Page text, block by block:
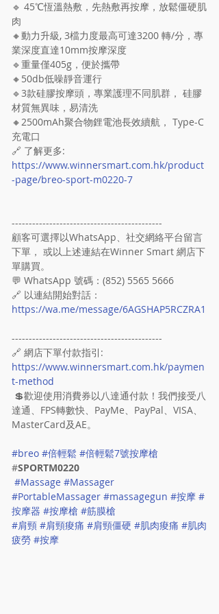
🔹 45℃恆溫熱敷，先熱敷再按摩，放鬆僵硬肌
肉
🔸動力升級, 3檔力度最高可達3200 轉/分，專
業深度直達10mm按摩深度
🔹重量僅405g，便於攜帶
🔸50db低噪靜音運行
🔹3款硅膠按摩頭，專業護理不同肌群， 硅膠
材質無異味，易清洗
🔸2500mAh聚合物鋰電池長效續航， Type-C
充電口
🔗 了解更多:
https://www.winnersmart.com.hk/product
-page/breo-sport-m0220-7
--------------------------------------------
顧客可選擇以WhatsApp、社交網絡平台留言
下單， 或以上述連結在Winner Smart 網店下
單購買。
💬 WhatsApp 號碼：(852) 5565 5666
🔗 以連結開始對話：
https://wa.me/message/6AGSHAP5RCZRA1
--------------------------------------------
🔗 網店下單付款指引:
https://www.winnersmart.com.hk/paymen
t-method
達通、FPS轉數快、PayMe、PayPal、VISA、
MasterCard及AE。
#breo #倍輕鬆 #倍輕鬆7號按摩槍
#SPORTM0220
#Massage #Massager
#PortableMassager #massagegun #按摩 #
按摩器 #按摩槍 #筋膜槍
#肩頸 #肩頸痠痛 #肩頸僵硬 #肌肉痠痛 #肌肉
疲勞 #按摩